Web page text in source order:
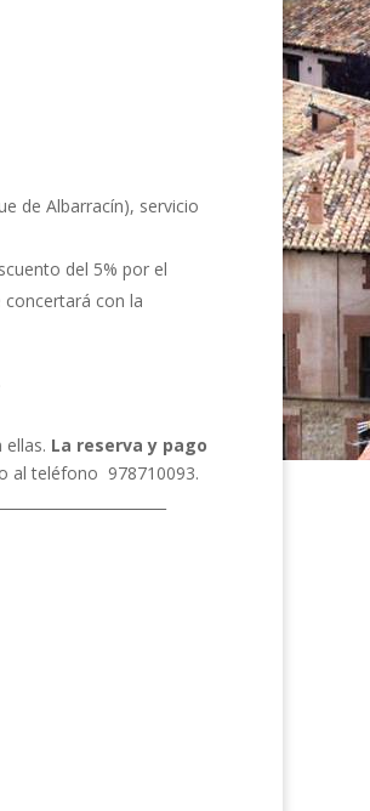
de Albarracín), servicio
del 5% por el
concertará con la
La reserva y pago
o al teléfono 978710093.